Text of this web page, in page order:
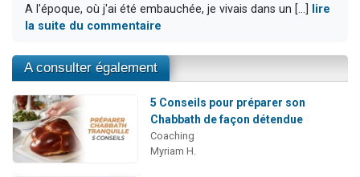
A l'époque, où j'ai été embauchée, je vivais dans un [...]
lire
la suite du commentaire
A consulter également
5 Conseils pour préparer son
Chabbath de façon détendue
Coaching
Myriam H.